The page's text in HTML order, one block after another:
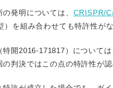
発明については、 CRISPR/
）を組み合わせても特許性が
特開2016-171817）については
の判決ではこの点の特許性が